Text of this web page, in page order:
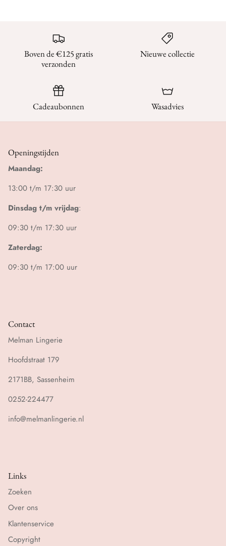
Boven de €125 gratis
verzonden
Nieuwe collectie
Cadeaubonnen Wasadvies
Openingstijden
Maandag:
13:00 t/m 17:30 uur
Dinsdag t/m vrijdag:
09:30 t/m 17:30 uur
Zaterdag:
09:30 t/m 17:00 uur
Contact
Melman Lingerie
Hoofdstraat 179
2171BB, Sassenheim
0252-224477
info@melmanlingerie.nl
Links
Zoeken
Over ons
Klantenservice
Copyright